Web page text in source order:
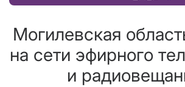
Могилевская
на сети эфирного
и